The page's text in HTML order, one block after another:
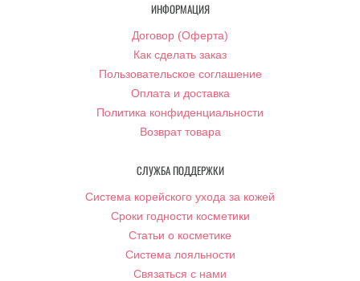
ИНФОРМАЦИЯ
Договор (Оферта)
Как сделать заказ
Пользовательское соглашение
Оплата и доставка
Политика конфиденциальности
Возврат товара
СЛУЖБА ПОДДЕРЖКИ
Система корейского ухода за кожей
Сроки годности косметики
Статьи о косметике
Система лояльности
Связаться с нами